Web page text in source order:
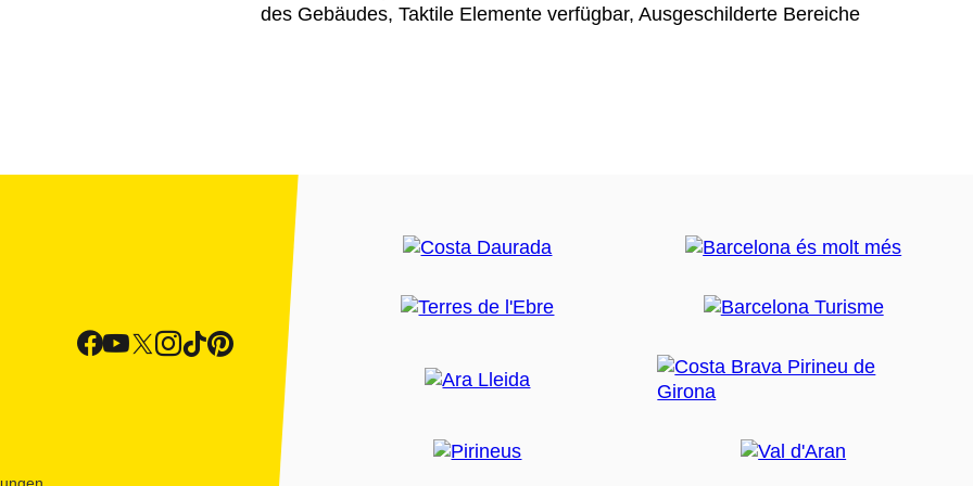
des Gebäudes, Taktile Elemente verfügbar, Ausgeschilderte Bereiche